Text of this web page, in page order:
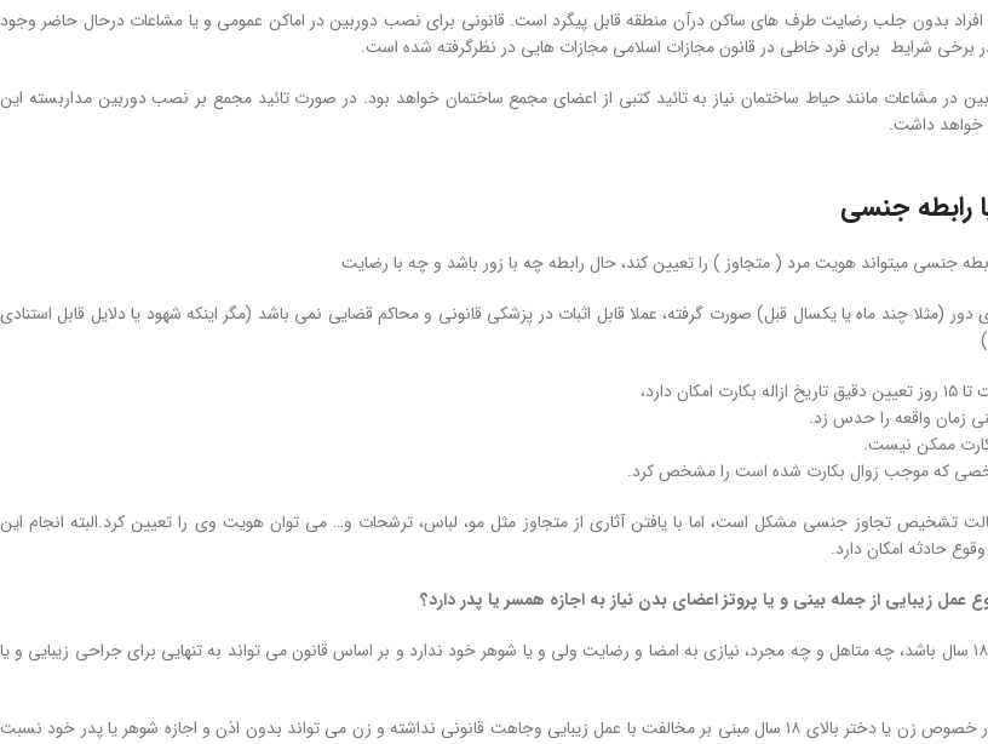
بدون جلب رضایت طرف های ساکن درآن منطقه قابل پیگرد است. قانونی برای نصب دوربین در اماکن عمومی و یا مشاعات درحال حاضر وجود
در برخی شرایط برای فرد خاطی در قانون مجازات اسلامی مجازات هایی در نظرگرفته شده است.
در مشاعات مانند حیاط ساختمان نیاز به تائید کتبی از اعضای مجمع ساختمان خواهد بود. در صورت تائید مجمع بر نصب دوربین مداربسته این
خواهد داشت.
رابطه جنسی
(مثلا چند ماه یا یکسال قبل) صورت گرفته، عملا قابل اثبات در پزشکی قانونی و محاکم قضایی نمی باشد (مگر اینکه شهود یا دلایل قابل استنادی
دارد،
تشخیص تجاوز جنسی مشکل است، اما با یافتن آثاری از متجاوز مثل مو، لباس، ترشحات و… می توان هویت وی را تعیین کرد.البته انجام این
حادثه امکان دارد.
عمل زیبایی از جمله بینی و یا پروتز اعضای بدن نیاز به اجازه همسر یا پدر دارد؟
اگر فرد متقاضی عمل بالاتر از سن ۱۸ سال باشد، چه متاهل و چه مجرد، نیازی به امضا و رضایت ولی و یا شوهر خود ندارد و بر اساس قانون می ‌تواند به تنهایی برای جراحی زیبایی و یا
بر این مبنا مخالفت شوهر یا پدر در خصوص زن یا دختر بالای ۱۸ سال مبنی بر مخالفت با عمل زیبایی وجاهت قانونی نداشته و زن می تواند بدون اذن و اجازه شوهر یا پدر خود نسبت